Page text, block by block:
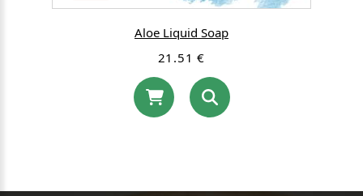
Aloe Liquid Soap
21.51 €